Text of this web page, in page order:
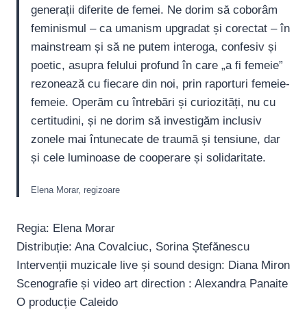
generații diferite de femei. Ne dorim să coborâm
feminismul – ca umanism upgradat și corectat – în
mainstream și să ne putem interoga, confesiv și
poetic, asupra felului profund în care „a fi femeie”
rezonează cu fiecare din noi, prin raporturi femeie-
femeie. Operăm cu întrebări și curiozități, nu cu
certitudini, și ne dorim să investigăm inclusiv
zonele mai întunecate de traumă și tensiune, dar
și cele luminoase de cooperare și solidaritate.
Elena Morar, regizoare
Regia: Elena Morar
Distribuție: Ana Covalciuc, Sorina Ștefănescu
Intervenții muzicale live și sound design: Diana Miron
Scenografie și video art direction : Alexandra Panaite
O producție Caleido